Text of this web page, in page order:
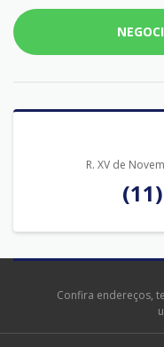
R. XV de
Confira endereços,